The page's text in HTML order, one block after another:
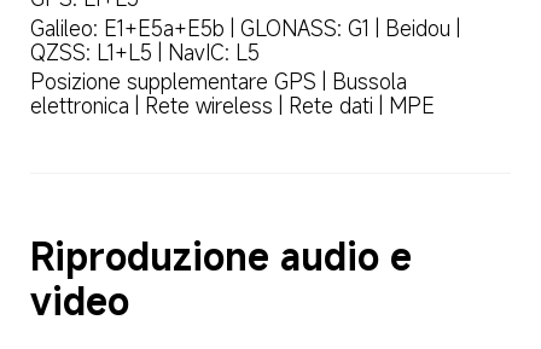
Galileo: E1+E5a+E5b | GLONASS: G1 | Beidou |
QZSS: L1+L5 | NavIC: L5
Posizione supplementare GPS | Bussola
elettronica | Rete wireless | Rete dati | MPE
Riproduzione audio e
video